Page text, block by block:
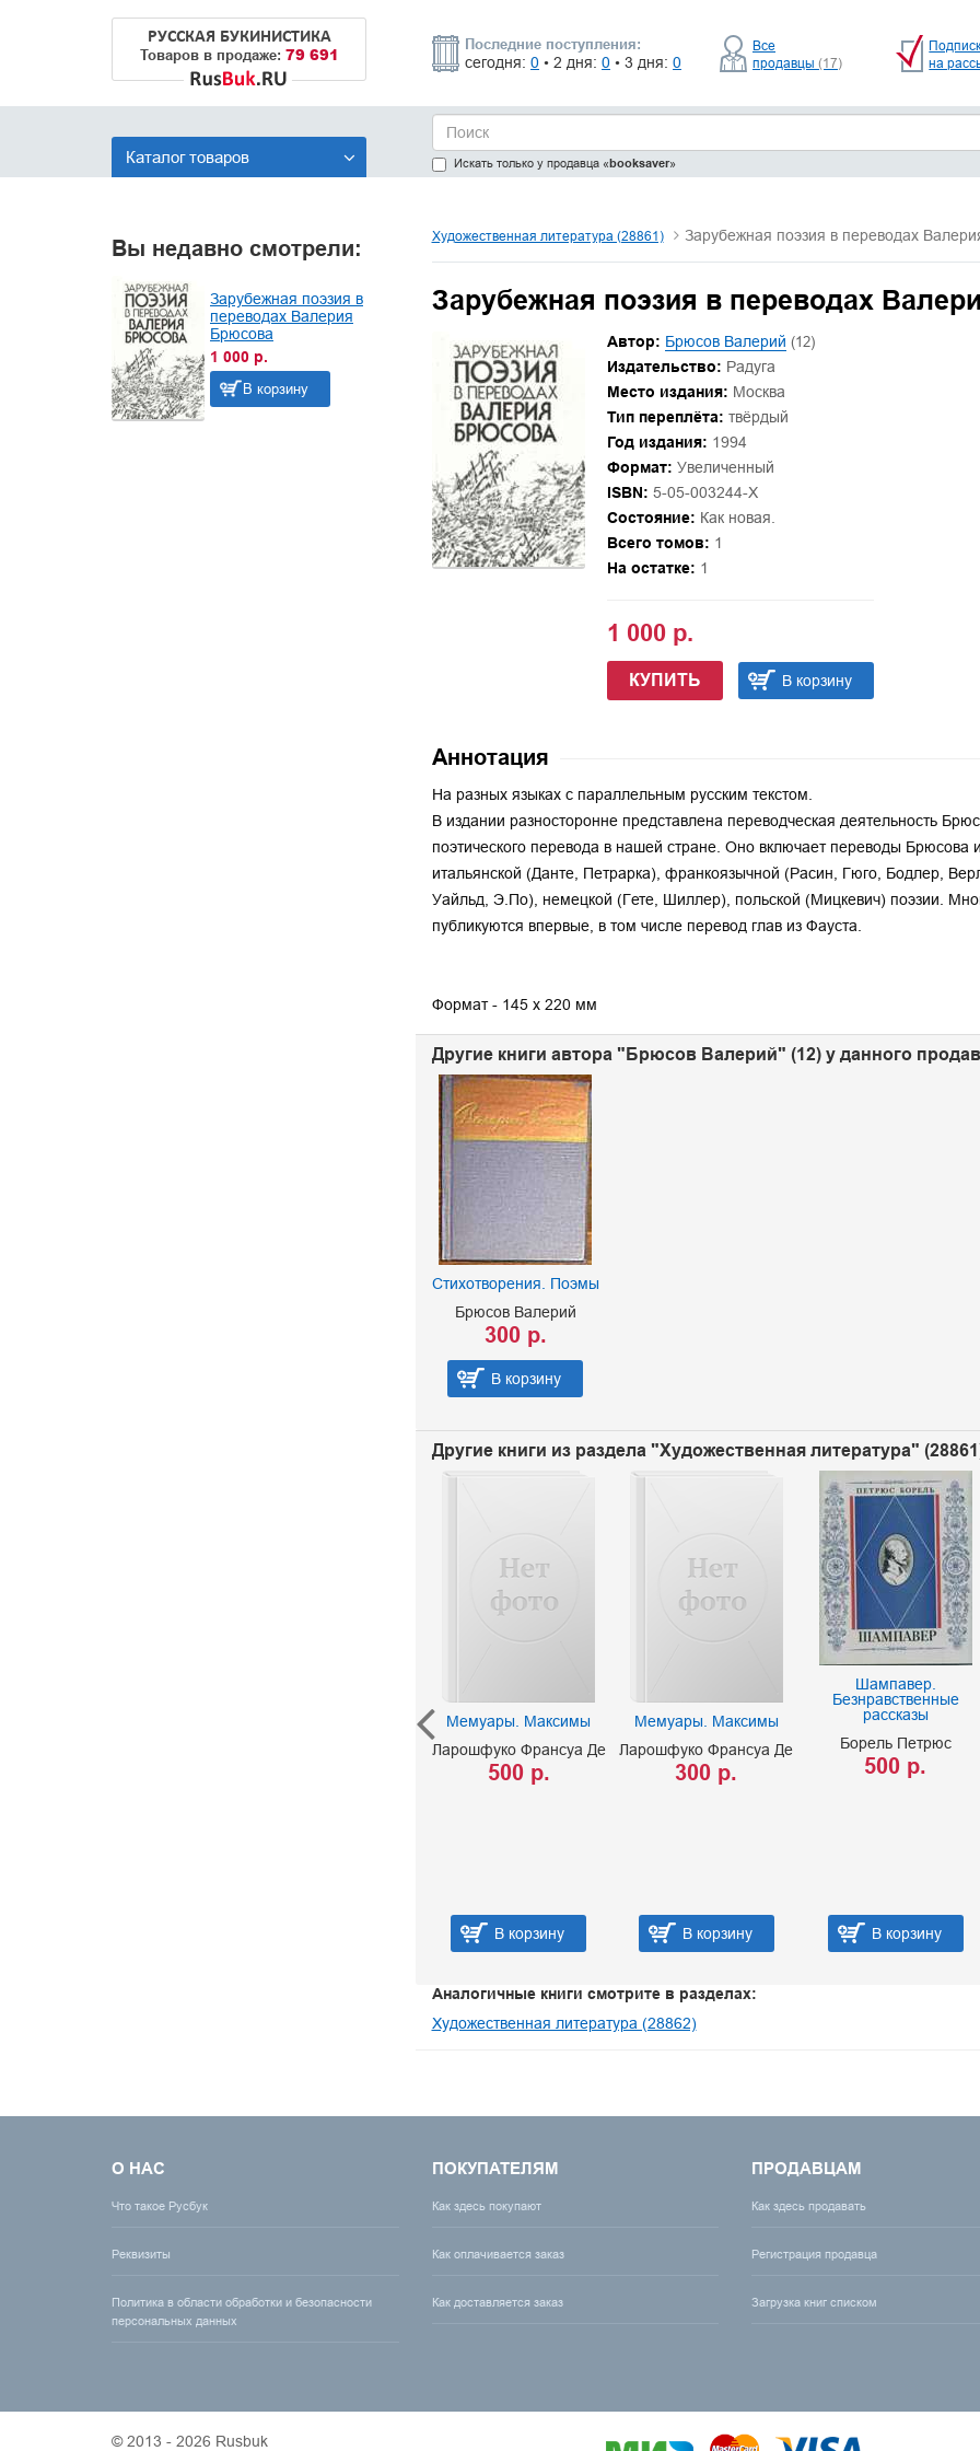
РУССКАЯ БУКИНИСТИКА
Товаров в продаже: 79 691
Последние поступления:
сегодня: 0 • 2 дня: 0 • 3 дня: 0
Все
продавцы (17)
на
Каталог товаров Искать только у продавца «booksaver»
Вы недавно смотрели:
Зарубежная поэзия в
переводах Валерия
Брюсова
1 000 р.
В корзину
Художественная литература (28861) Зарубежная поэзия в переводах
Зарубежная поэзия в переводах
Автор: Брюсов Валерий (12)
Издательство: Радуга
Место издания: Москва
Тип переплёта: твёрдый
Год издания: 1994
Формат: Увеличенный
ISBN: 5-05-003244-X
Состояние: Как новая.
Всего томов: 1
На остатке: 1
1 000 р.
КУПИТЬ В корзину
Аннотация
На разных языках с параллельным русским текстом.
В издании разносторонне представлена переводческая деятельность
поэтического перевода в нашей стране. Оно включает переводы Брюсова
итальянской (Данте, Петрарка), франкоязычной (Расин, Гюго, Бодлер,
Уайльд, Э.По), немецкой (Гете, Шиллер), польской (Мицкевич) поэзии.
публикуются впервые, в том числе перевод глав из Фауста.
Формат - 145 х 220 мм
Другие книги автора "Брюсов Валерий" (12) у данного
Стихотворения. Поэмы
Брюсов Валерий
300 р.
В корзину
Другие книги из раздела "Художественная литература"
Мемуары. Максимы
Ларошфуко Франсуа Де
500 р.
В корзину
Мемуары. Максимы
Ларошфуко Франсуа Де
300 р.
В корзину
Шампавер.
Безнравственные
рассказы
Борель Петрюс
500 р.
В корзину
Аналогичные книги смотрите в разделах:
Художественная литература (28862)
О НАС
Что такое Русбук
Реквизиты
Политика в области обработки и безопасности
персональных данных
ПОКУПАТЕЛЯМ
Как здесь покупают
Как оплачивается заказ
Как доставляется заказ
ПРОДАВЦАМ
Как здесь продавать
Регистрация продавца
Загрузка книг списком
© 2013 - 2026 Rusbuk